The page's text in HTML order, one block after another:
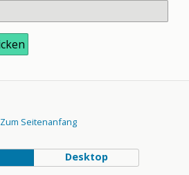
Zum Seitenanfang
Desktop